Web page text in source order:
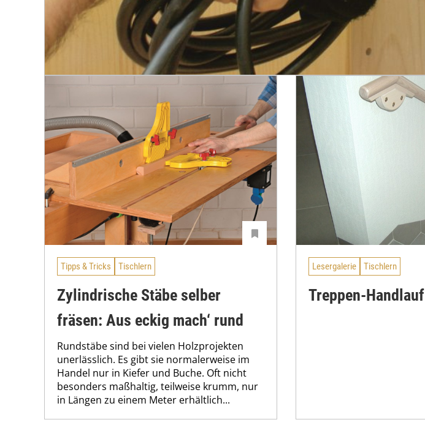
Tipps & Tricks Tischlern
Zylindrische Stäbe selber
fräsen: Aus eckig mach‘ rund
Rundstäbe sind bei vielen Holzprojekten
unerlässlich. Es gibt sie normalerweise im
Handel nur in Kiefer und Buche. Oft nicht
besonders maßhaltig, teilweise krumm, nur
in Längen zu einem Meter erhältlich...
Lesergalerie Tischlern
Treppen-Handlauf